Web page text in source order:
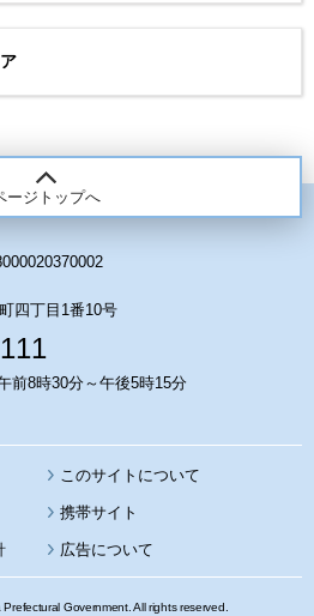
ージトップへ
四丁目1番10号
前8時30分～午後5時15分
このサイトについて
携帯サイト
広告について
Government. All rights reserved.